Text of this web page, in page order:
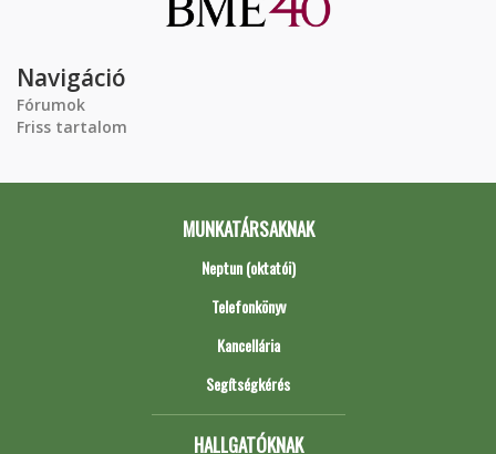
Navigáció
Fórumok
Friss tartalom
MUNKATÁRSAKNAK
Neptun (oktatói)
Telefonkönyv
Kancellária
Segítségkérés
HALLGATÓKNAK